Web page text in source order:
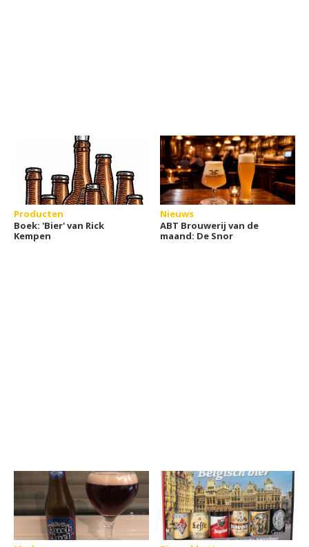
Producten
Boek: 'Bier' van Rick
Kempen
Nieuws
ABT Brouwerij van de
maand: De Snor